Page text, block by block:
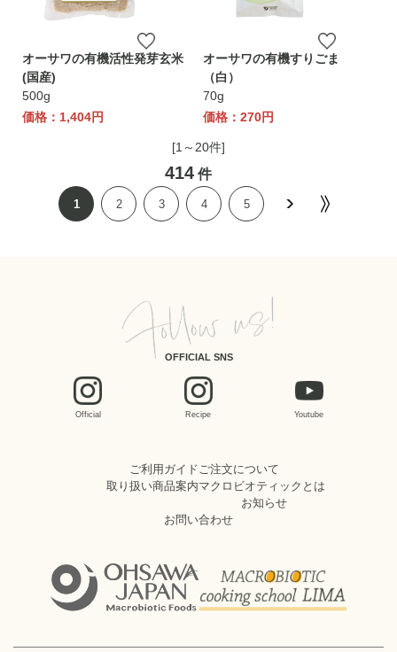
オーサワの有機活性発芽玄米
(国産)
500g
価格：1,404円
オーサワの有機すりごま
（白）
70g
価格：270円
[1～20件]
414 件
1 2 3 4 5
OFFICIAL SNS
Official Recipe Youtube
ご利用ガイドご注文について
取り扱い商品案内マクロビオティックとは
お知らせ
お問い合わせ